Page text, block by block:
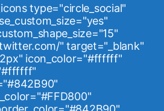
type="circle_social"
" target="_blank"
icon_color="#ffffff"